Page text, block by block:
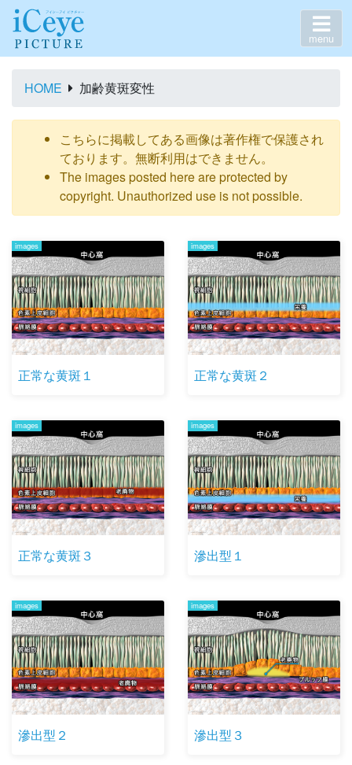
menu
HOME 加齢黄斑変性
こちらに掲載してある画像は著作権で保護され
ております。無断利用はできません。
The images posted here are protected by
copyright. Unauthorized use is not possible.
images
正常な黄斑１
images
正常な黄斑２
images
正常な黄斑３
images
滲出型１
images
滲出型２
images
滲出型３